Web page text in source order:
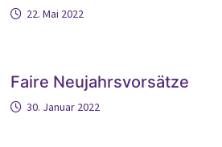
22. Mai 2022
Faire Neujahrsvorsätze
30. Januar 2022